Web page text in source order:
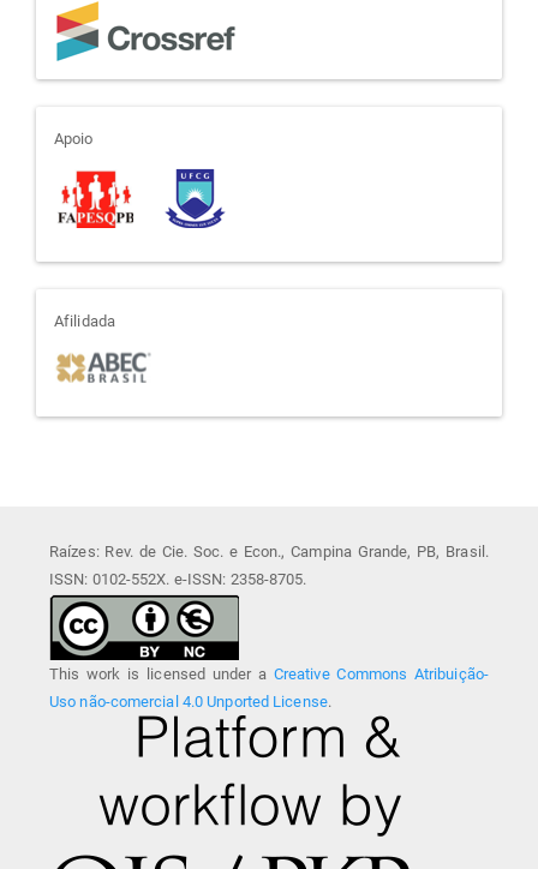
apoio
Apoio
afiliada
Afilidada
Raízes: Rev. de Cie. Soc. e Econ., Campina Grande, PB, Brasil.
ISSN: 0102-552X. e-ISSN: 2358-8705.
This work is licensed under a Creative Commons Atribuição-
Uso não-comercial 4.0 Unported License.